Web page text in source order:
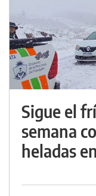
Sigue el
semana
heladas